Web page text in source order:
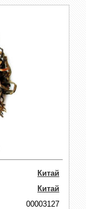
Китай
Китай
00003127